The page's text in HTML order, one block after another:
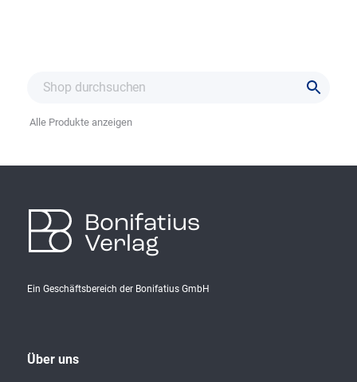
Alle Produkte anzeigen
Bonifatius
Verlag
Ein Geschäftsbereich der Bonifatius GmbH
Über uns